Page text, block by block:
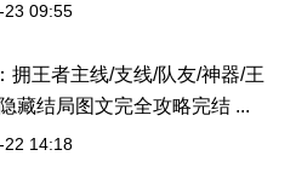
23 09:55
拥王者主线/支线/队友/神器/王
藏结局图文完全攻略完结 ...
22 14:18